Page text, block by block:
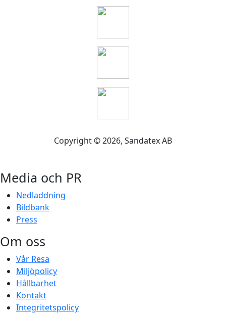
Copyright ©2026, Sandatex AB
Media och PR
Nedladdning
Bildbank
Press
Om oss
Vår Resa
Miljöpolicy
Hållbarhet
Kontakt
Integritetspolicy